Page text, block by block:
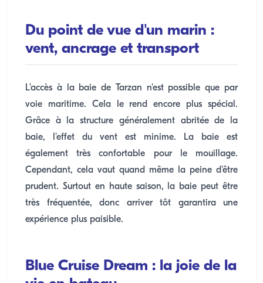
Du point de vue d'un marin :
vent, ancrage et transport
L'accès à la baie de Tarzan n'est possible que par
voie maritime. Cela le rend encore plus spécial.
Grâce à la structure généralement abritée de la
baie, l'effet du vent est minime. La baie est
également très confortable pour le mouillage.
Cependant, cela vaut quand même la peine d'être
prudent. Surtout en haute saison, la baie peut être
très fréquentée, donc arriver tôt garantira une
expérience plus paisible.
Blue Cruise Dream : la joie de la